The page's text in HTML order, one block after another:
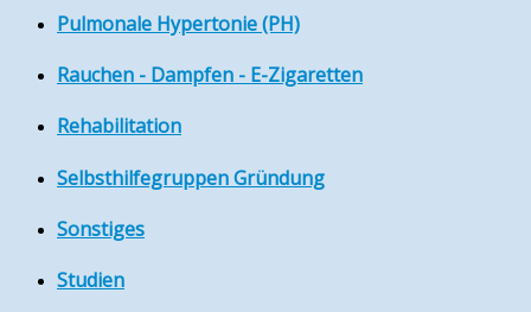
Pulmonale Hypertonie (PH)
Rauchen - Dampfen - E-Zigaretten
Rehabilitation
Selbsthilfegruppen Gründung
Sonstiges
Studien